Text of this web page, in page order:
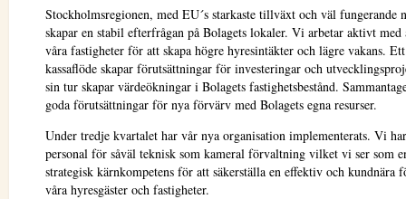
Stockholmsregionen, med EU´s starkaste tillväxt och väl fungerande
skapar en stabil efterfrågan på Bolagets lokaler. Vi arbetar aktivt
våra fastigheter för att skapa högre hyresintäkter och lägre vakans.
kassaflöde skapar förutsättningar för investeringar och
sin tur skapar värdeökningar i Bolagets fastighetsbestånd.
goda förutsättningar för nya förvärv med Bolagets egna resurser.
Under tredje kvartalet har vår nya organisation implementerats. Vi
personal för såväl teknisk som kameral förvaltning vilket vi ser som
strategisk kärnkompetens för att säkerställa en effektiv och kundnära
våra hyresgäster och fastigheter.